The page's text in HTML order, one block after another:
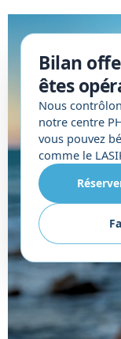
Bilan
êtes
Nous
notre centre
vous pouvez
comme le